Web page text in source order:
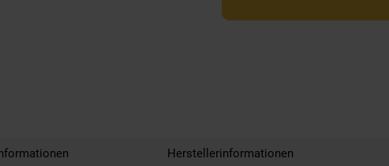
Herstellerinformationen